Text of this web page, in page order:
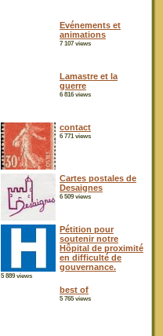
Evénements et
animations
7 107 views
Lamastre et la
guerre
6 816 views
contact
6 771 views
Cartes postales de
Desaignes
6 509 views
Pétition pour
soutenir notre
Hôpital de proximité
en difficulté de
gouvernance.
5 889 views
best of
5 765 views